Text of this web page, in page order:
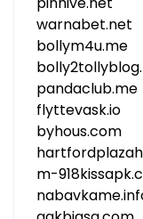
warnabet.net
bollym4u.me
pandaclub.me
flyttevask.io
byhous.com
m-